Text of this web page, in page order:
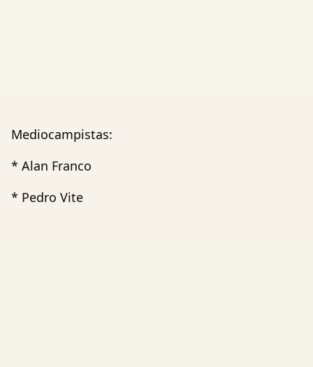
Mediocampistas:
* Alan Franco
* Pedro Vite